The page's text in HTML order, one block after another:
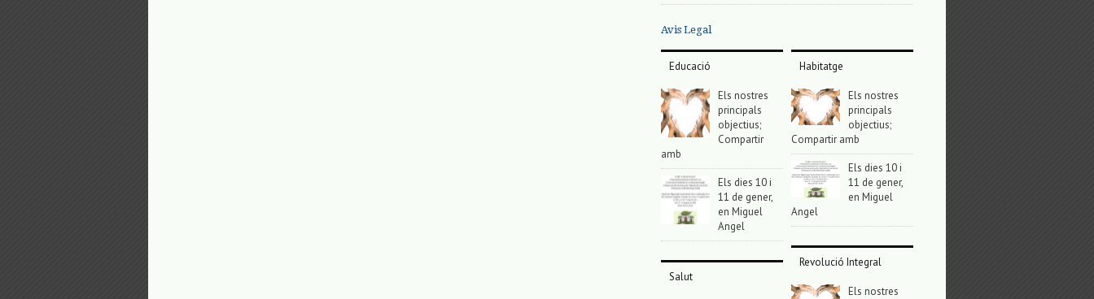
Avis Legal
Educació
Els nostres
principals
objectius;
Compartir
amb
Els dies 10 i
11 de gener,
en Miguel
Angel
Salut
Habitatge
Els nostres
principals
objectius;
Compartir amb
Els dies 10 i
11 de gener,
en Miguel
Angel
Revolució Integral
Els nostres